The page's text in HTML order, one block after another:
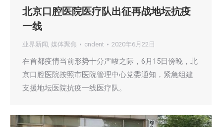
北京口腔医院医疗队出征再战地坛抗疫
一线
业界新闻 , 媒体聚焦 cndent 2020年6月22日
在首都疫情当前形势十分严峻之际，6月15日傍晚，北
京口腔医院按照市医院管理中心党委通知，紧急组建
支援地坛医院抗疫一线医疗队。